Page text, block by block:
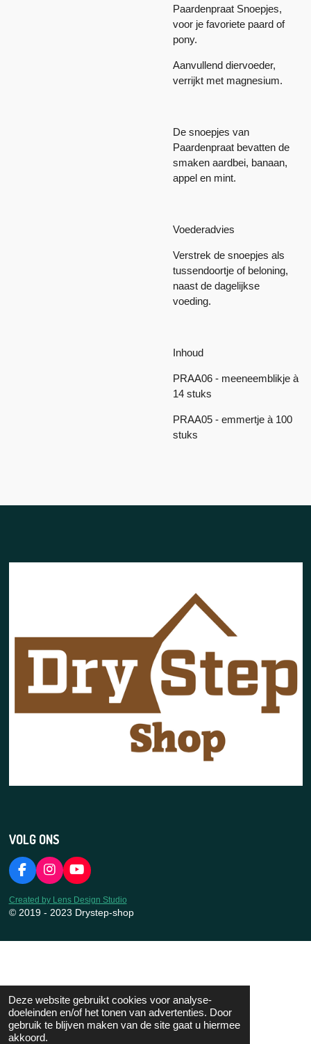
Deze website gebruikt cookies voor analyse-
doeleinden en/of het tonen van advertenties. Door
gebruik te blijven maken van de site gaat u hiermee
akkoord.
Paardenpraat Snoepjes,
voor je favoriete paard of
pony.
Aanvullend diervoeder,
verrijkt met magnesium.
De snoepjes van
Paardenpraat bevatten de
smaken aardbei, banaan,
appel en mint.
Voederadvies
Verstrek de snoepjes als
tussendoortje of beloning,
naast de dagelijkse
voeding.
Inhoud
PRAA06 - meeneemblikje à
14 stuks
PRAA05 - emmertje à 100
stuks
VOLG ONS
F
a
c
e
I
n
s
t
Y
o
u
T
Created by Lens Design Studio
© 2019 - 2023 Drystep-shop